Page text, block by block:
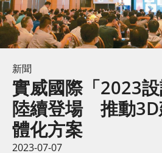
新聞
實威國際「2023設
陸續登場 推動3D
體化方案
2023-07-07